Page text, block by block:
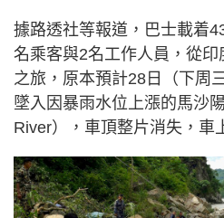
據路透社等報道，巴士載着
名乘客與2名工作人員，從
之旅，原本預計28日（下周
墜入因暴雨水位上漲的馬沙
River），車頂整片消失，車